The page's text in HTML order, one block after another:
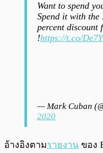
Want to spend
Spend it with the
percent discount
!https://t.co/
— Mark Cuban
2020
อ้างอิงตามรายงาน ของ